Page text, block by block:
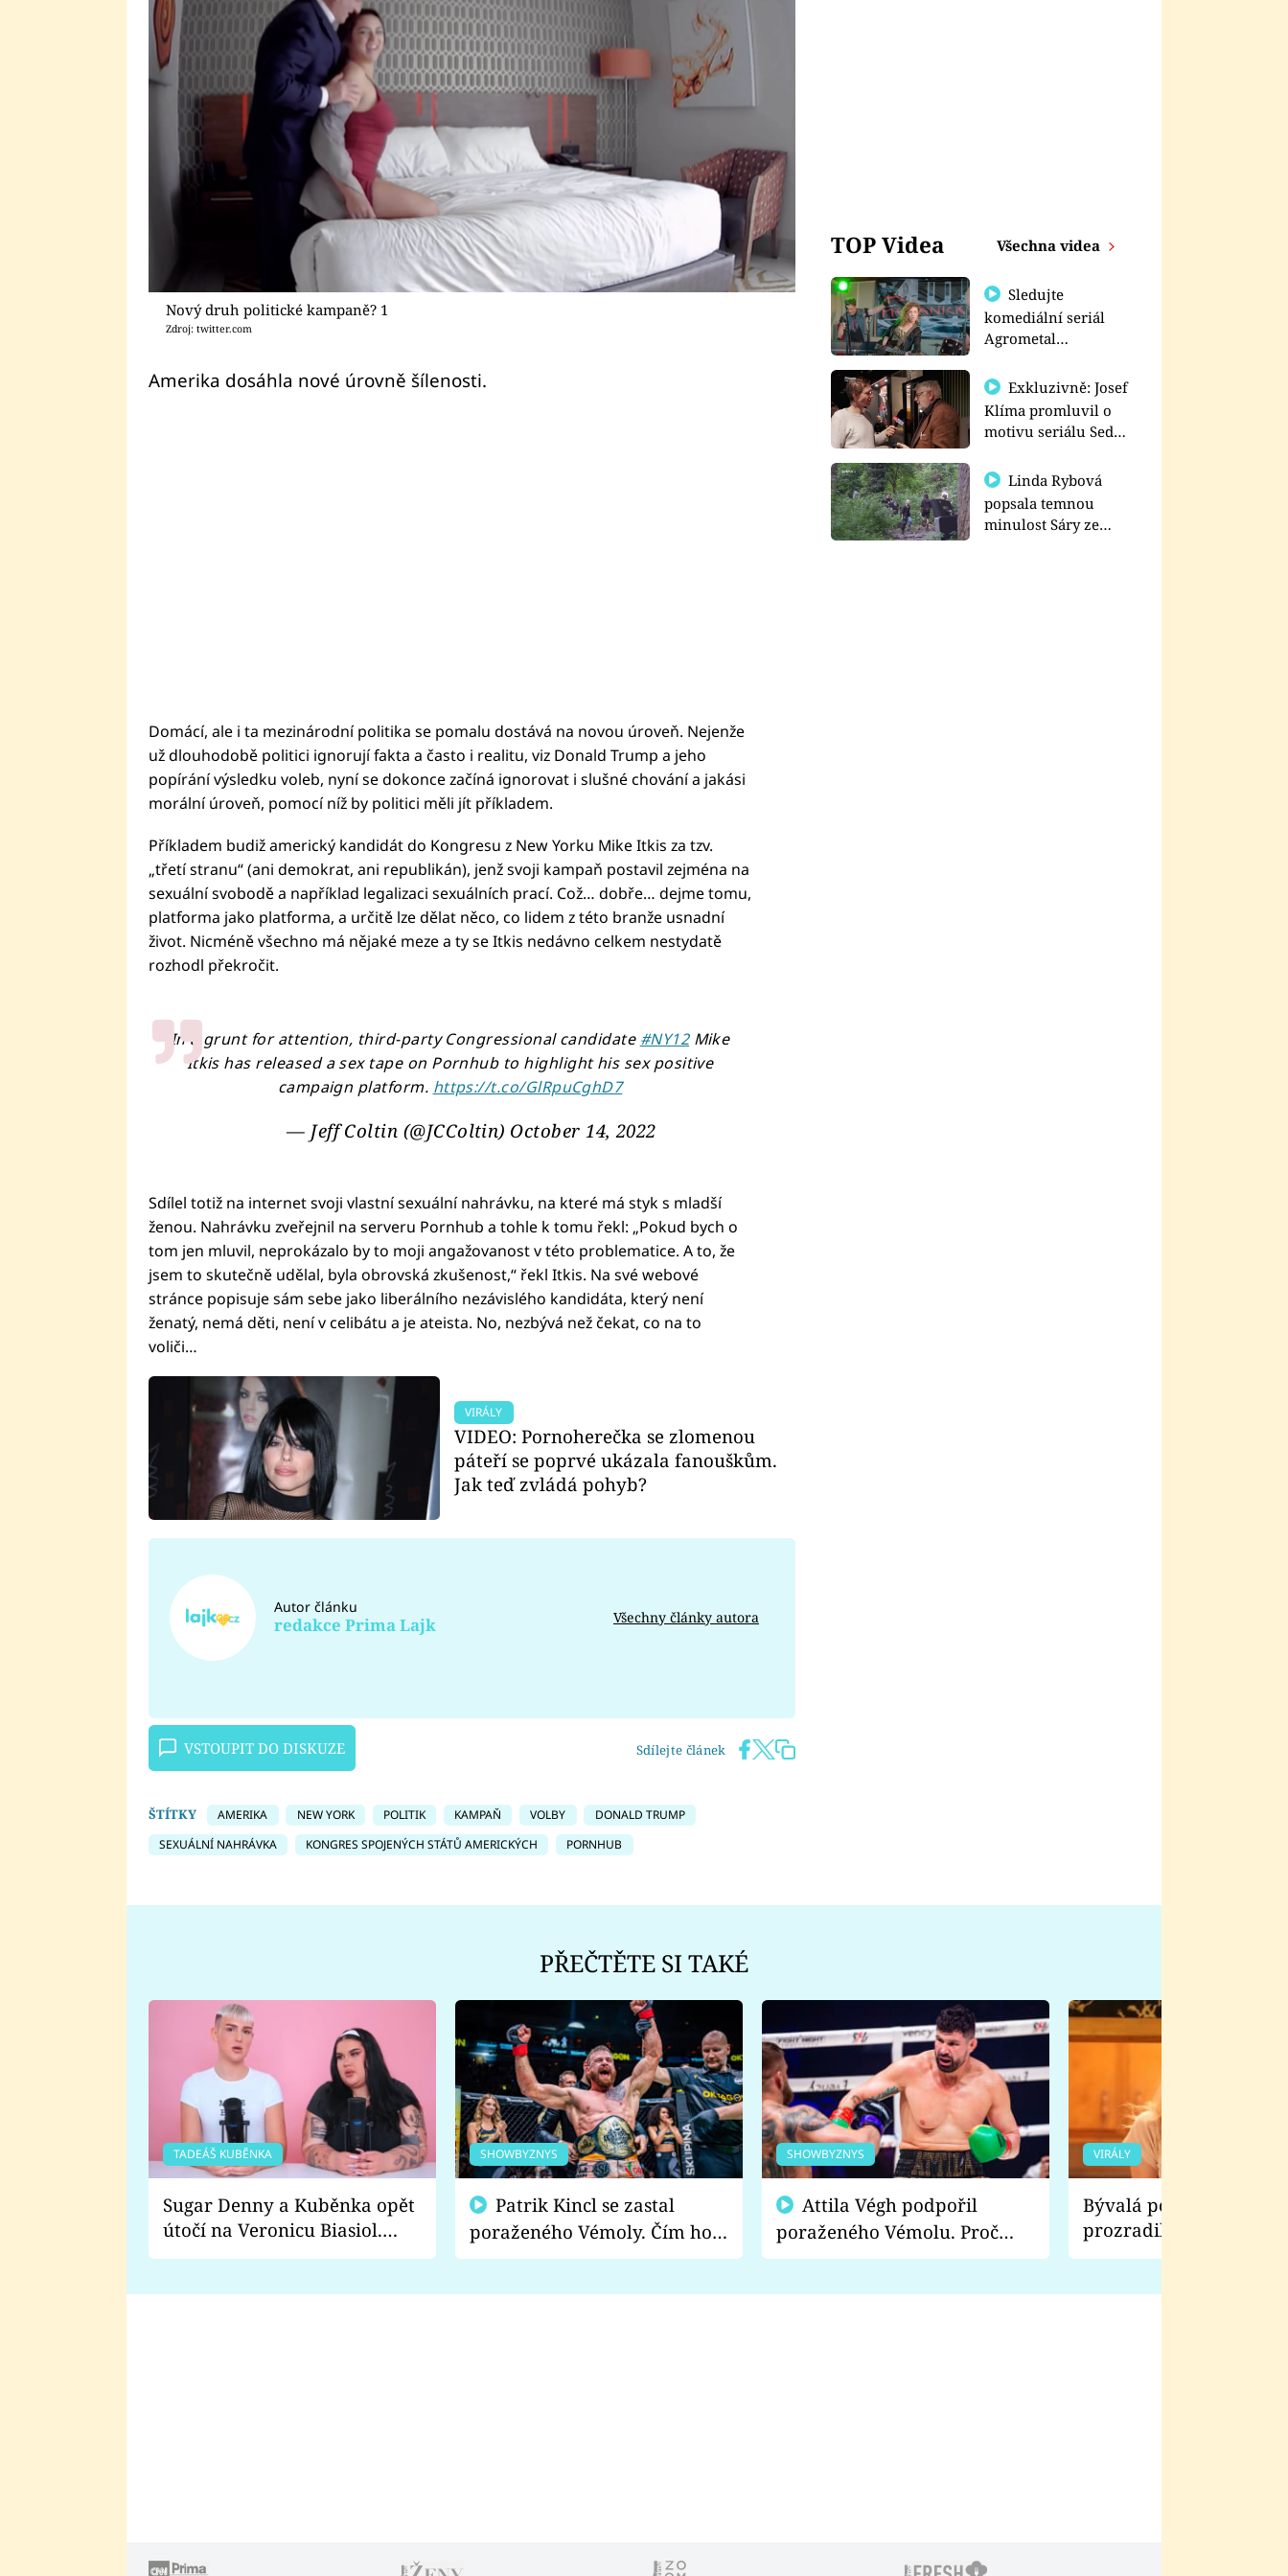
Nový druh politické kampaně? 1
Zdroj: twitter.com
Amerika dosáhla nové úrovně šílenosti.
Domácí, ale i ta mezinárodní politika se pomalu dostává na novou úroveň. Nejenže
už dlouhodobě politici ignorují fakta a často i realitu, viz Donald Trump a jeho
popírání výsledku voleb, nyní se dokonce začíná ignorovat i slušné chování a jakási
morální úroveň, pomocí níž by politici měli jít příkladem.
Příkladem budiž americký kandidát do Kongresu z New Yorku Mike Itkis za tzv.
„třetí stranu“ (ani demokrat, ani republikán), jenž svoji kampaň postavil zejména na
sexuální svobodě a například legalizaci sexuálních prací. Což… dobře… dejme tomu,
platforma jako platforma, a určitě lze dělat něco, co lidem z této branže usnadní
život. Nicméně všechno má nějaké meze a ty se Itkis nedávno celkem nestydatě
rozhodl překročit.
In a grunt for attention, third-party Congressional candidate #NY12Mike
Itkis has released a sex tape on Pornhub to highlight his sex positive
campaign platform. https://t.co/GlRpuCghD7
— Jeff Coltin (@JCColtin) October 14, 2022
Sdílel totiž na internet svoji vlastní sexuální nahrávku, na které má styk s mladší
ženou. Nahrávku zveřejnil na serveru Pornhub a tohle k tomu řekl: „Pokud bych o
tom jen mluvil, neprokázalo by to moji angažovanost v této problematice. A to, že
jsem to skutečně udělal, byla obrovská zkušenost,“ řekl Itkis. Na své webové
stránce popisuje sám sebe jako liberálního nezávislého kandidáta, který není
ženatý, nemá děti, není v celibátu a je ateista. No, nezbývá než čekat, co na to
voliči…
VIRÁLY
VIDEO: Pornoherečka se zlomenou
páteří se poprvé ukázala fanouškům.
Jak teď zvládá pohyb?
Autor článku
redakce Prima Lajk Všechny články autora
VSTOUPIT DO DISKUZE Sdílejte článek
ŠTÍTKY AMERIKA NEW YORK POLITIK KAMPAŇ VOLBY
DONALD TRUMP
SEXUÁLNÍ NAHRÁVKA
KONGRES SPOJENÝCH STÁTŮ AMERICKÝCH PORNHUB
TOP Videa Všechna videa
Sledujte
komediální seriál
Agrometal
prima+
Exkluzivně: Josef
Klíma promluvil o
motivu seriálu Sedm
Linda Rybová
popsala temnou
minulost Sáry ze
PŘEČTĚTE SI TAKÉ
TADEÁŠ KUBĚNKA
Sugar Denny a Kuběnka opět
útočí na Veronicu Biasiol.
Proč je podle nich falešná a
SHOWBYZNYS
poraženého Vémoly. Čím ho
fanoušci naštvali?
SHOWBYZNYS
poraženého Vémolu. Proč
chce raději zápasit s ním než
VIRÁLY
Bývalá pornoherečka
prozradila, co ji
natáčení Euforie.